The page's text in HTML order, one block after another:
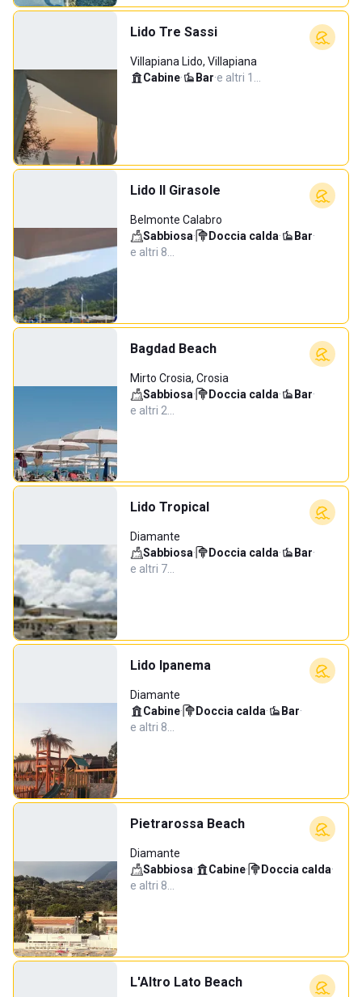
Lido Tre Sassi
Villapiana Lido, Villapiana
Cabine· Bar·e altri 1…
Lido Il Girasole
Belmonte Calabro
Sabbiosa· Doccia calda· Bar·
e altri 8…
Bagdad Beach
Mirto Crosia, Crosia
Sabbiosa· Doccia calda· Bar·
e altri 2…
Lido Tropical
Diamante
Sabbiosa· Doccia calda· Bar·
e altri 7…
Lido Ipanema
Diamante
Cabine· Doccia calda· Bar·
e altri 8…
Pietrarossa Beach
Diamante
Sabbiosa· Cabine· Doccia calda·
e altri 8…
L'Altro Lato Beach